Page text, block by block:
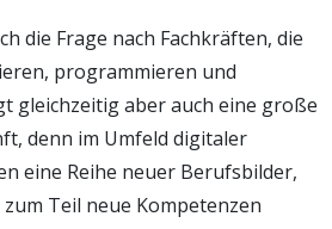
die Frage nach Fachkräften, die
programmieren und
gleichzeitig aber auch eine große
denn im Umfeld digitaler
eine Reihe neuer Berufsbilder,
Teil neue Kompetenzen